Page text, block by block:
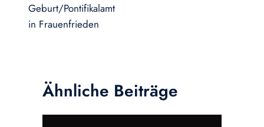
Geburt/Pontifikalamt
in Frauenfrieden
Ähnliche Beiträge